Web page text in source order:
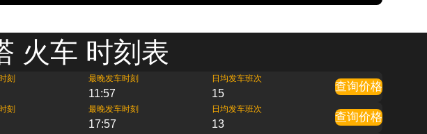
火车 时刻表
刻 最晚发车时刻
11:57
日均发车班次
15
查询价格
刻 最晚发车时刻
17:57
日均发车班次
13
查询价格